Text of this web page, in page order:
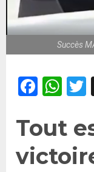
Succès
Tout